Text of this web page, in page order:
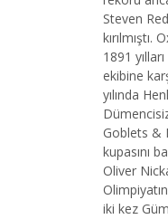
Steven
1891
ekibine
yılında
Goblets &
kupasını
Oliver
iki kez